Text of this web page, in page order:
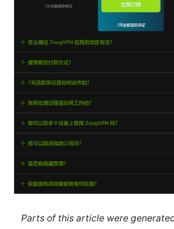
Parts of this article were